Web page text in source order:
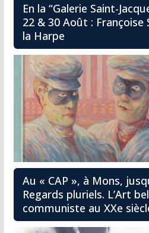
En la “Galerie Saint-
22 & 30 Août :
la Harpe
Au « CAP », à Mons,
Regards pluriels. L’Art
communiste au XXe